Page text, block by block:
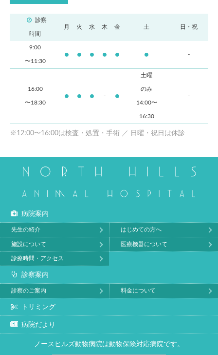
診察
時間
月 火 水 木 金 土 日・祝
9:00
〜11:30
-
16:00
〜18:30
-
土曜
のみ
14:00〜
16:30
-
※12:00〜16:00は検査・処置・手術 ／ 日曜・祝日は休診
病院案内
先生の紹介 はじめての方へ
施設について 医療機器について
診療時間・アクセス
診察案内
診察のご案内 料金について
トリミング
病院だより
ノースヒルズ動物病院は動物保険対応病院です。